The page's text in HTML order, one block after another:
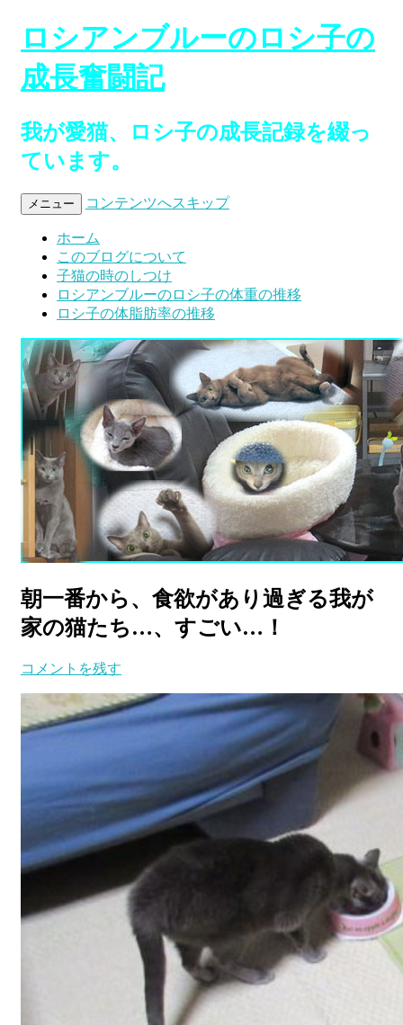
ロシアンブルーのロシ子の
成長奮闘記
我が愛猫、ロシ子の成長記録を綴っ
ています。
メニュー コンテンツへスキップ
ホーム
このブログについて
子猫の時のしつけ
ロシアンブルーのロシ子の体重の推移
ロシ子の体脂肪率の推移
朝一番から、食欲があり過ぎる我が
家の猫たち…、すごい…！
コメントを残す